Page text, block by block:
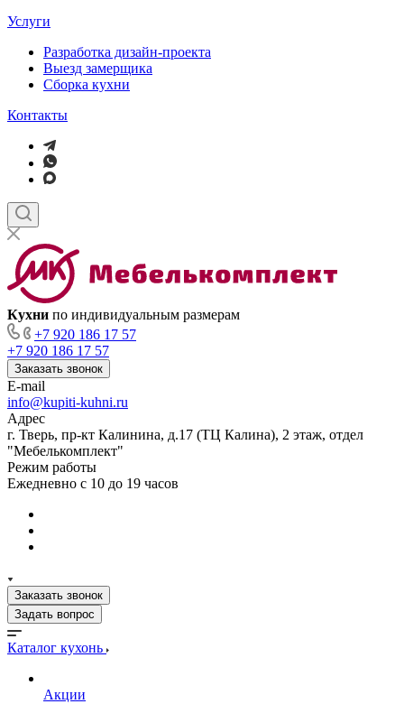
Услуги
Разработка дизайн-проекта
Выезд замерщика
Сборка кухни
Контакты
Кухни по индивидуальным размерам
+7 920 186 17 57
+7 920 186 17 57
Заказать звонок
E-mail
info@kupiti-kuhni.ru
Адрес
г. Тверь, пр-кт Калинина, д.17 (ТЦ Калина), 2 этаж, отдел
"Мебелькомплект"
Режим работы
Ежедневно с 10 до 19 часов
Заказать звонок
Задать вопрос
Каталог кухонь
Акции